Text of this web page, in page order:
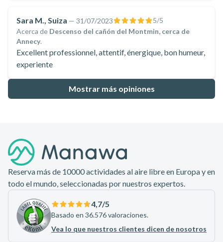
Sara M., Suiza — 31/07/2023 5/5
Acerca de Descenso del cañón del Montmin, cerca de
Annecy.
Excellent professionnel, attentif, énergique, bon humeur,
experiente
Mostrar más opiniones
Reserva más de 10000 actividades al aire libre en Europa y en
todo el mundo, seleccionadas por nuestros expertos.
4,7/5
Basado en 36.576 valoraciones.
Vea lo que nuestros clientes dicen de nosotros